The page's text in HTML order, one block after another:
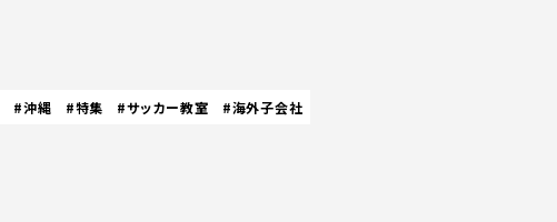
#沖縄 #特集 #サッカー教室
#海外子会社